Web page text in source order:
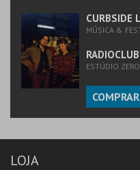
CURBSIDE
MÚSICA &
ESTÚDIO ZERO
COMPRAR
LOJA